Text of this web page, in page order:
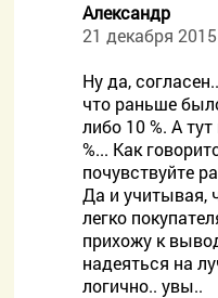
Александр
21 декабря
Ну да,
что раньше
либо 10 %. А
%... Как
почувствуйте
Да и учитывая,
легко
прихожу к
надеяться на
логично.. увы..